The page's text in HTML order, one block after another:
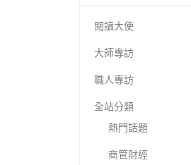
閱讀大使
大師專訪
職人專訪
全站分類
熱門話題
商管財經